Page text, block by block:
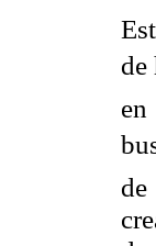
de